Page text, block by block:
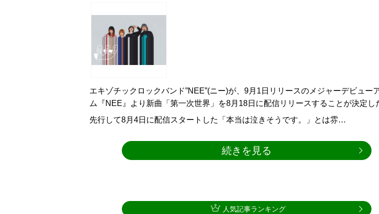
エキゾチックロックバンド”NEE”(ニー)が、9月1日リリースのメジャーデビュー
ム『NEE』より新曲「第一次世界」を8月18日に配信リリースすることが決定し
先行して8月4日に配信スタートした「本当は泣きそうです。」とは雰…
続きを見る
人気記事ランキング